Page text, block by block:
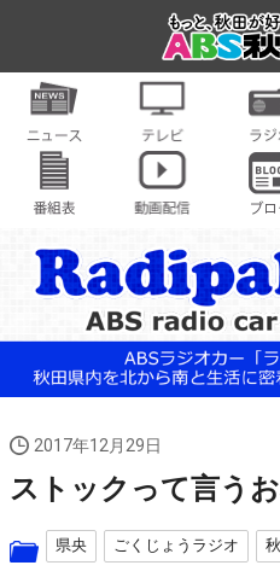
2017年12月29日
ストックって言う
県央 ごくじょうラジオ